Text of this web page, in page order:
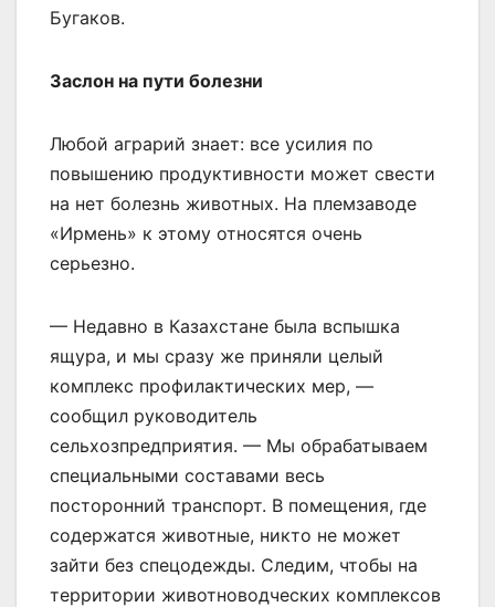
Бугаков.
Заслон на пути болезни
Любой аграрий знает: все усилия по
повышению продуктивности может свести
на нет болезнь животных. На племзаводе
«Ирмень» к этому относятся очень
серьезно.
— Недавно в Казахстане была вспышка
ящура, и мы сразу же приняли целый
комплекс профилактических мер, —
сообщил руководитель
сельхозпредприятия. — Мы обрабатываем
специальными составами весь
посторонний транспорт. В помещения, где
содержатся животные, никто не может
зайти без спецодежды. Следим, чтобы на
территории животноводческих комплексов